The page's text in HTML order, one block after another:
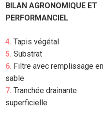
BILAN AGRONOMIQUE ET
PERFORMANCIEL
4. Tapis végétal
5. Substrat
6. Filtre avec remplissage en
sable
7. Tranchée drainante
superficielle